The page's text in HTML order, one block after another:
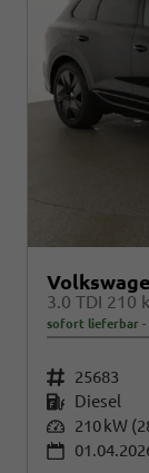
sofort lieferbar
Fahrzeugnr. 25683
Kraftstoff Diesel
Leistung 210 kW